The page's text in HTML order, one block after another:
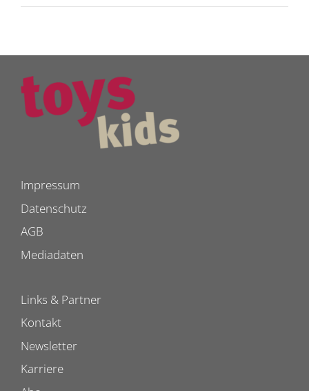
Impressum
Datenschutz
AGB
Mediadaten
Links & Partner
Kontakt
Newsletter
Karriere